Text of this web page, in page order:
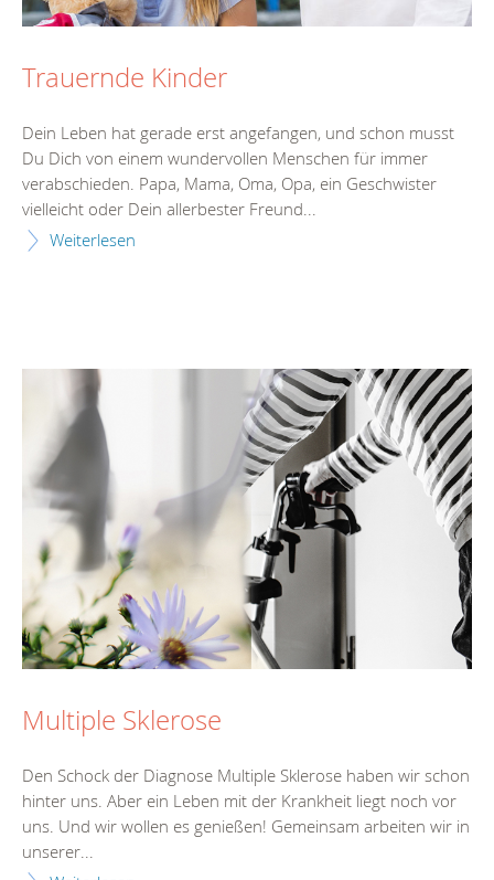
Trauernde Kinder
Dein Leben hat gerade erst angefangen, und schon musst
Du Dich von einem wundervollen Menschen für immer
verabschieden. Papa, Mama, Oma, Opa, ein Geschwister
vielleicht oder Dein allerbester Freund...
Weiterlesen
Multiple Sklerose
Den Schock der Diagnose Multiple Sklerose haben wir schon
hinter uns. Aber ein Leben mit der Krankheit liegt noch vor
uns. Und wir wollen es genießen! Gemeinsam arbeiten wir in
unserer...